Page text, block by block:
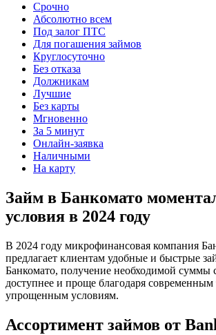
Срочно
Абсолютно всем
Под залог ПТС
Для погашения займов
Круглосуточно
Без отказа
Должникам
Лучшие
Без карты
Мгновенно
За 5 минут
Онлайн-заявка
Наличными
На карту
Займ в Банкомато
условия в 2024 году
В 2024 году микрофинансовая компания
предлагает клиентам удобные и быстрые
Банкомато, получение необходимой суммы
доступнее и проще благодаря современным
упрощенным условиям.
Ассортимент займов от